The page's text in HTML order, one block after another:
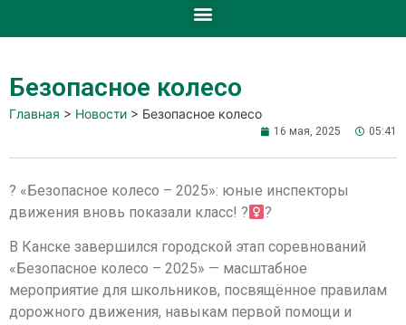
Безопасное колесо
Главная > Новости > Безопасное колесо
16 мая, 2025 05:41
? «Безопасное колесо – 2025»: юные инспекторы
движения вновь показали класс! ?‍
?
В Канске завершился городской этап соревнований
«Безопасное колесо – 2025» — масштабное
мероприятие для школьников, посвящённое правилам
дорожного движения, навыкам первой помощи и